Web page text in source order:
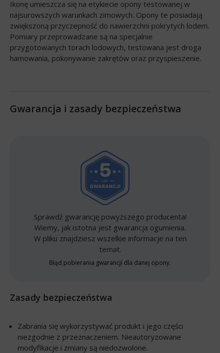
Ikonę umieszcza się na etykiecie opony testowanej w
najsurowszych warunkach zimowych. Opony te posiadają
zwiększoną przyczepność do nawierzchni pokrytych lodem.
Pomiary przeprowadzane są na specjalnie
przygotowanych torach lodowych, testowana jest droga
hamowania, pokonywanie zakrętów oraz przyspieszenie.
Gwarancja i zasady bezpieczeństwa
Sprawdź gwarancję powyższego producenta!
Wiemy, jak istotna jest gwarancja ogumienia.
W pliku znajdziesz wszelkie informacje na ten
temat.
Błąd pobierania gwarancji dla danej opony.
Zasady bezpieczeństwa
Zabrania się wykorzystywać produkt i jego części
niezgodnie z przeznaczeniem. Nieautoryzowane
modyfikacje i zmiany są niedozwolone.